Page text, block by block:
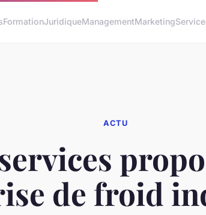
FormationJuridiqueManagementMarketing
ACTU
de froid